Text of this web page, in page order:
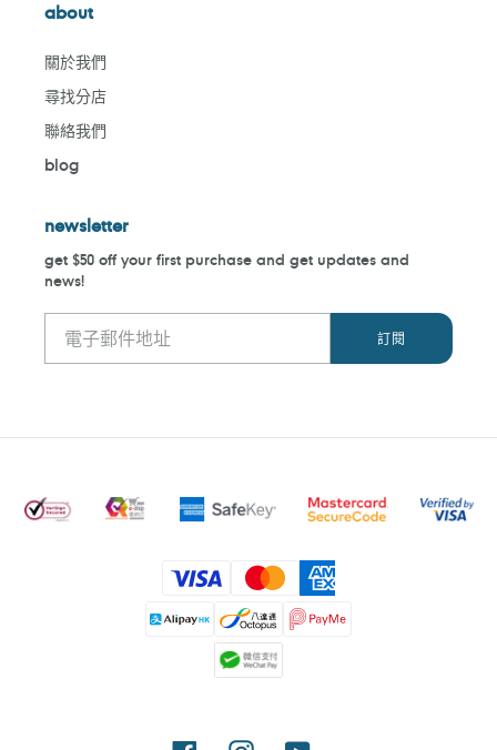
about
關於我們
尋找分店
聯絡我們
blog
newsletter
get $50 off your first purchase and get updates and
news!
付
款
方
式